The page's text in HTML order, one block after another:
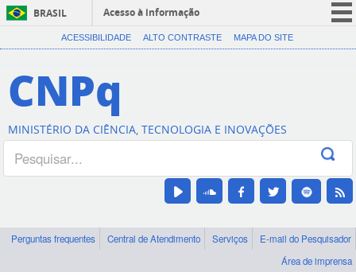
BRASIL
Acesso à informação
CORONAVÍRUS (COVID-19)
Canais
ACESSIBILIDADE ALTO CONTRASTE MAPA DO SITE
CNPq
MINISTÉRIO DA CIÊNCIA, TECNOLOGIA E INOVAÇÕES
Perguntas frequentes Central de Atendimento Serviços
E-mail do Pesquisador
Área de imprensa